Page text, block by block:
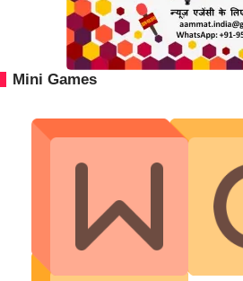
Mini Games